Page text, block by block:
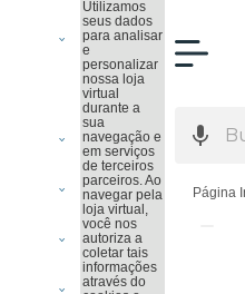
Utilizamos
seus dados
para analisar
e
personalizar
nossa loja
virtual
durante a
sua
navegação e
em serviços
de terceiros
parceiros. Ao
navegar pela
loja virtual,
você nos
autoriza a
coletar tais
informações
através do
Página